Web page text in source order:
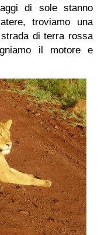
di sole stanno
troviamo una
di terra rossa
il motore e